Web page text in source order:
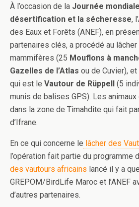
À l’occasion de la Journée
désertification et la sécheresse,
des Eaux et Forêts (ANEF), en
partenaires clés, a procédé au
mammifères (25 Mouflons à
Gazelles de l’Atlas ou de Cuvier),
qui est le Vautour de Rüppell (5
munis de balises GPS). Les
dans la zone de Timahdite qui fait
d’Ifrane.
En ce qui concerne le lâcher des
l’opération fait partie du programme
des vautours africains lancé il y a
GREPOM/BirdLife Maroc et l’ANEF
d’autres partenaires.